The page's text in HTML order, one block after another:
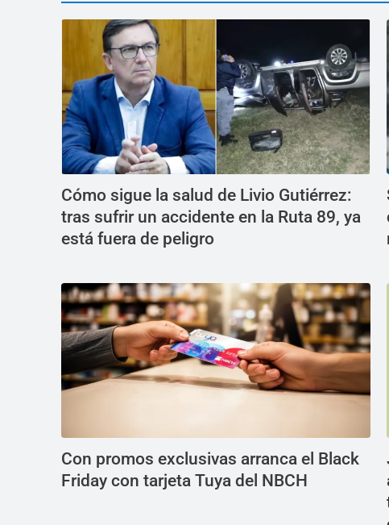
Cómo sigue la salud de Livio Gutiérrez:
tras sufrir un accidente en la Ruta 89, ya
está fuera de peligro
Con promos exclusivas arranca el Black
Friday con tarjeta Tuya del NBCH